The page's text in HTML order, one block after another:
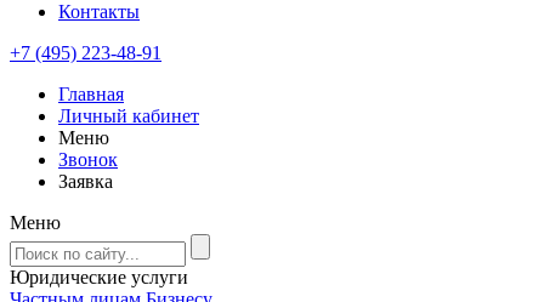
Контакты
+7 (495) 223-48-91
Главная
Личный кабинет
Меню
Звонок
Заявка
Меню
Юридические услуги